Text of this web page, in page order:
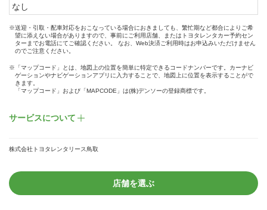
なし
※送迎・引取・配車対応をおこなっている場合におきましても、繁忙期など都合によりご希
望に添えない場合がありますので、事前にご利用店舗、またはトヨタレンタカー予約セン
ターまでお電話にてご確認ください。 なお、Web決済ご利用時はお申込みいただけません
のでご注意ください。
※「マップコード」とは、地図上の位置を簡単に特定できるコードナンバーです。カーナビ
ゲーションやナビゲーションアプリに入力することで、地図上に位置を表示することがで
きます。
「マップコード」および「MAPCODE」は(株)デンソーの登録商標です。
サービスについて
株式会社トヨタレンタリース鳥取
店舗を選ぶ